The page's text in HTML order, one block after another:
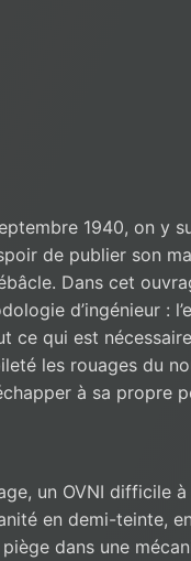
1940, on y
de publier son
Dans cet
d’ingénieur :
ce qui est
les rouages du
à sa propre
un OVNI difficile
en demi-teinte,
dans une